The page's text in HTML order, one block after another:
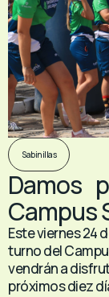
Sabinillas
Damos
Campus
Este viernes 24
turno del
vendrán a
próximos diez